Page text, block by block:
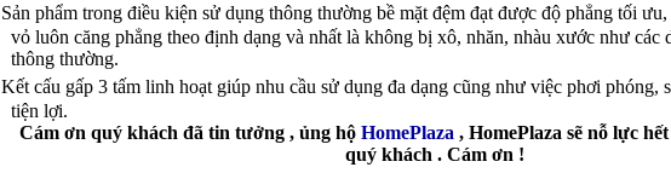
Sản phẩm trong điều kiện sử dụng thông thường bề mặt đệm đạt được độ phẳng tối
vỏ luôn căng phẳng theo định dạng và nhất là không bị xô, nhăn, nhàu xước như các
thông thường.
Kết cấu gấp 3 tấm linh hoạt giúp nhu cầu sử dụng đa dạng cũng như việc phơi phóng,
tiện lợi.
Cám ơn quý khách đã tin tưởng , ủng hộHomePlaza , HomePlaza sẽ nỗ lực
quý khách . Cám ơn !